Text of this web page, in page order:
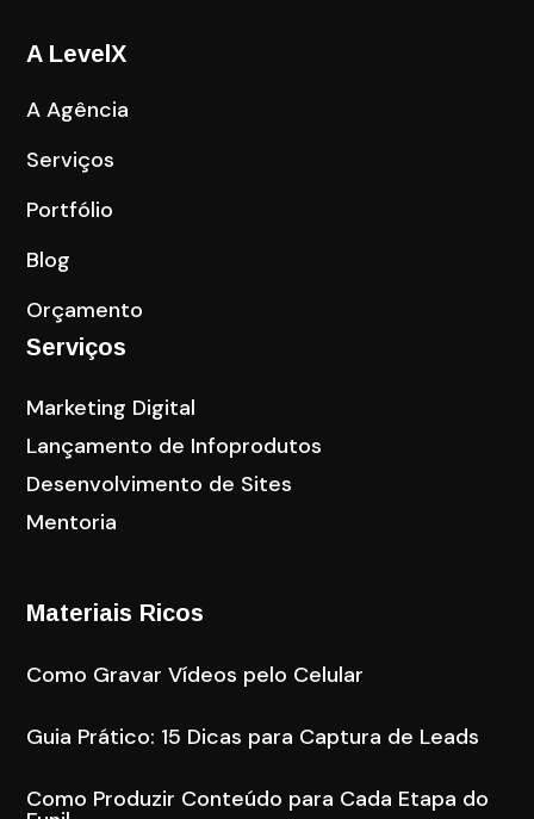
A LevelX
A Agência
Serviços
Portfólio
Blog
Orçamento
Serviços
Marketing Digital
Lançamento de Infoprodutos
Desenvolvimento de Sites
Mentoria
Materiais Ricos
Como Gravar Vídeos pelo Celular
Guia Prático: 15 Dicas para Captura de Leads
Como Produzir Conteúdo para Cada Etapa do